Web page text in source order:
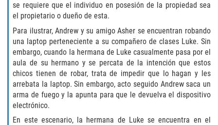
Conducir con una Licencia
Evadir a un Oficial de Policía
Homicidio Vehicular
Robo de Auto
Delitos de Cuello Blanco
se requiere que el individuo en posesión de la propiedad sea
el propietario o dueño de esta.
Para ilustrar, Andrew y su amigo Asher se encuentran robando
una laptop perteneciente a su compañero de clases Luke. Sin
embargo, cuando la hermana de Luke casualmente pasa por el
aula de su hermano y se percata de la intención que estos
chicos tienen de robar, trata de impedir que lo hagan y les
arrebata la laptop. Sin embargo, acto seguido Andrew saca un
arma de fuego y la apunta para que le devuelva el dispositivo
electrónico.
En este escenario, la hermana de Luke se encuentra en el